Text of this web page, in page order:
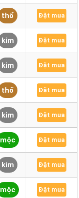
thổ Đặt mua
kim Đặt mua
kim Đặt mua
thổ Đặt mua
kim Đặt mua
mộc Đặt mua
kim Đặt mua
mộc Đặt mua